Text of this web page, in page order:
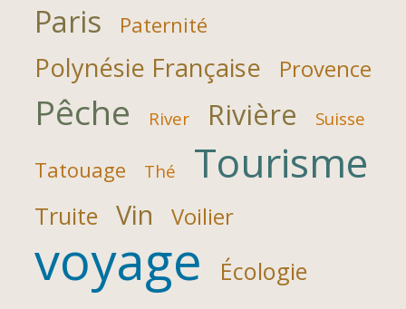
Paris Paternité
Polynésie Française Provence
Pêche River Rivière Suisse
Tatouage Thé Tourisme
Truite Vin Voilier
voyage Écologie